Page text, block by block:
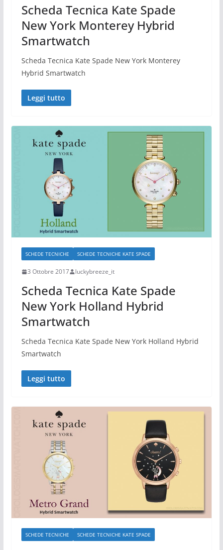
Scheda Tecnica Kate Spade
New York Monterey Hybrid
Smartwatch
Scheda Tecnica Kate Spade New York Monterey
Hybrid Smartwatch
Leggi tutto
SCHEDE TECNICHE SCHEDE TECNICHE KATE SPADE
3 Ottobre 2017 luckybreeze_it
Scheda Tecnica Kate Spade
New York Holland Hybrid
Smartwatch
Scheda Tecnica Kate Spade New York Holland Hybrid
Smartwatch
Leggi tutto
SCHEDE TECNICHE SCHEDE TECNICHE KATE SPADE